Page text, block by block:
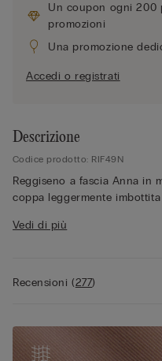
Un coupon ogni 200
promozioni
Una promozione
Accedi o registrati
Descrizione
Codice prodotto: RIF49N
Reggiseno a fascia Anna
coppa leggermente
doppiato in tulle rifinito con
regolabili. Scollatura
La microfibra Intimissimi è
Vedi di più
Recensioni(277)